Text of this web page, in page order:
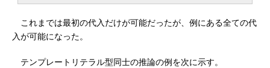
これまでは最初の代入だけが可能だったが、例にある全ての代
入が可能になった。
テンプレートリテラル型同士の推論の例を次に示す。